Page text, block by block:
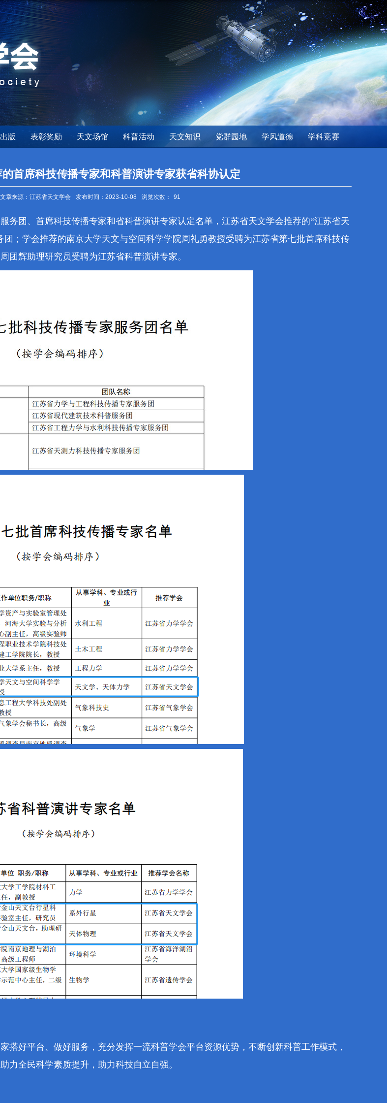
版 表彰奖励 天文场馆 科普活动 天文知识 党群园地 学风道德 学科竞赛
首席科技传播专家和科普演讲专家获省科协认定
文章来源：江苏省天文学会 发布时间：2023-10-08 浏览次数： 91
务团、首席科技传播专家和省科普演讲专家认定名单，江苏省天文学会推荐的“江苏省天
团 ； 学会推荐的南京大学天文与空间科学学院周礼勇教授受聘为江苏省第七批首席科技传
周团辉助理研究员受聘为江苏省科普演讲专家。
搭好平台、做好服务，充分发挥一流科普学会平台资源优势， 不断创新科普工作模式，
助力全民科学素质提升 ，助力科技自立自强。